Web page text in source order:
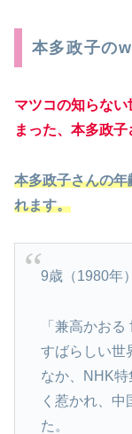
本多政子
マツコの知らな
まった、本多政子
本多政子さんの
れます。
9歳（1980年）
「兼高かお
すばらしい世
なか、NHK
く惹かれ、
た。